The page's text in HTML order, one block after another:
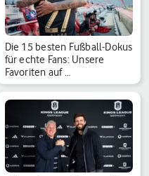
Die 15 besten Fußball-Dokus
für echte Fans: Unsere
Favoriten auf …